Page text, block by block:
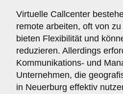
Virtuelle Callcenter
remote arbeiten, oft von
bieten Flexibilität und
reduzieren. Allerdings
Kommunikations- und
Unternehmen, die
in Neuerburg effektiv